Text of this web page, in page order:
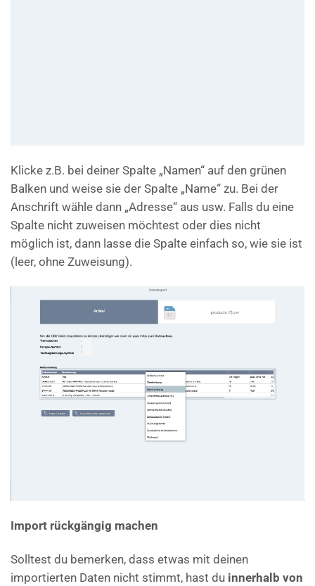
Klicke z.B. bei deiner Spalte „Namen“ auf den grünen
Balken und weise sie der Spalte „Name“ zu. Bei der
Anschrift wähle dann „Adresse“ aus usw. Falls du eine
Spalte nicht zuweisen möchtest oder dies nicht
möglich ist, dann lasse die Spalte einfach so, wie sie ist
(leer, ohne Zuweisung).
Import rückgängig machen
Solltest du bemerken, dass etwas mit deinen
importierten Daten nicht stimmt, hast du innerhalb von